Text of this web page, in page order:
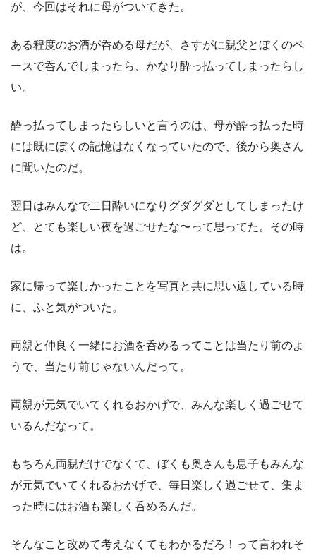
が、今回はそれに母がついてきた。
ある程度のお酒が呑める母だが、さすがに親父とぼくのペ
ースで呑んでしまったら、かなり酔っ払ってしまったらし
い。
酔っ払ってしまったらしいと言うのは、母が酔っ払った時
には既にぼくの記憶はなくなっていたので、後から奥さん
に聞いたのだ。
翌日はみんなで二日酔いになりグダグダとしてしまったけ
ど、とても楽しい夜を過ごせたな〜って思ってた。その時
は。
家に帰って楽しかったことを写真と共に思い返している時
に、ふと気がついた。
両親と仲良く一緒にお酒を呑めるってことは当たり前のよ
うで、当たり前じゃないんだって。
両親が元気でいてくれるおかげで、みんな楽しく過ごせて
いるんだなって。
もちろん両親だけでなくて、ぼくも奥さんも息子もみんな
が元気でいてくれるおかげで、毎日楽しく過ごせて、集ま
った時にはお酒も楽しく呑めるんだ。
そんなこと改めて考えなくてもわかるだろ！って言われそ